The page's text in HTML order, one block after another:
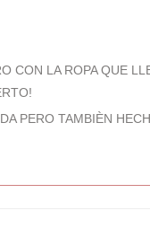
CON LA ROPA QUE
PERO TAMBIÈN